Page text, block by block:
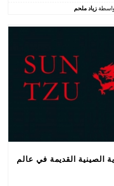
زياد ملحم
الصينية القديمة في عالم